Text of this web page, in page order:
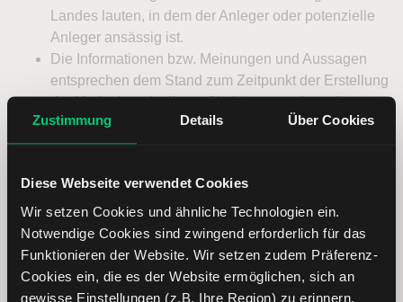
Zustimmung Details Über Cookies
Diese Webseite verwendet Cookies
Wir setzen Cookies und ähnliche Technologien ein.
Notwendige Cookies sind zwingend erforderlich für das
Funktionieren der Website. Wir setzen zudem Präferenz-
Cookies ein, die es der Website ermöglichen, sich an
gewisse Einstellungen (z.B. Ihre Region) zu erinnern.